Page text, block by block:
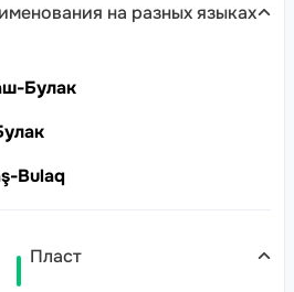
на разных языках
Булак
Bulaq
Пласт